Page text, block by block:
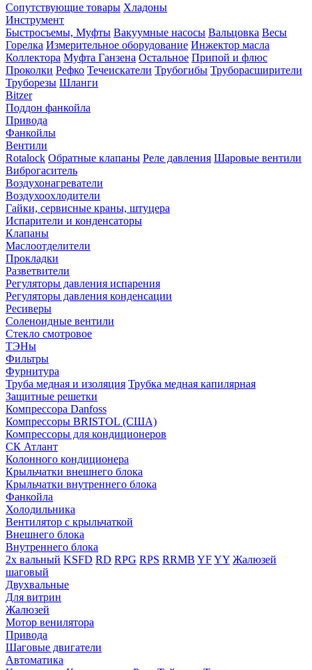
Сопутствующие товары Хладоны
Инструмент
Быстросъемы, Муфты Вакуумные насосы Вальцовка Весы
Горелка Измерительное оборудование Инжектор масла
Коллектора Муфта Ганзена Остальное Припой и флюс
Проколки Рефко Течеискатели Трубогибы Труборасширители
Труборезы Шланги
Bitzer
Поддон фанкойла
Привода
Фанкойлы
Вентили
Rotalock Обратные клапаны Реле давления Шаровые вентили
Виброгаситель
Воздухонагреватели
Воздухоохлодители
Гайки, сервисные краны, штуцера
Испарители и конденсаторы
Клапаны
Маслоотделители
Прокладки
Разветвители
Регуляторы давления испарения
Регуляторы давления конденсации
Ресиверы
Соленоидные вентили
Стекло смотровое
ТЭНы
Фильтры
Фурнитура
Труба медная и изоляция Трубка медная капилярная
Защитные решетки
Компрессора Danfoss
Компрессоры BRISTOL (США)
Компрессоры для кондиционеров
СК Атлант
Колонного кондиционера
Крыльчатки внешнего блока
Крыльчатки внутреннего блока
Фанкойла
Холодильника
Вентилятор с крыльчаткой
Внешнего блока
Внутреннего блока
2х вальный KSFD RD RPG RPS RRMB YFYY Жалюзей
шаговый
Двухвальные
Для витрин
Жалюзей
Мотор венилятора
Привода
Шаговые двигатели
Автоматика